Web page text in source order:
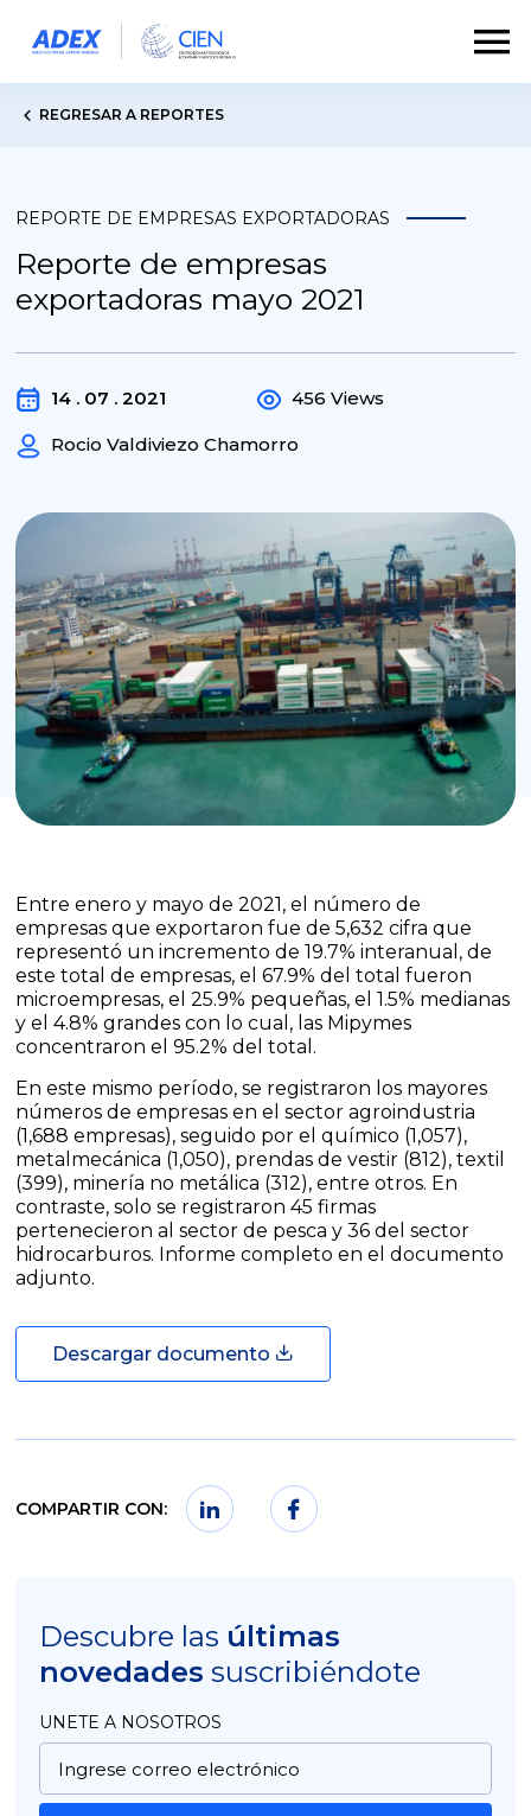
REGRESAR A REPORTES
REPORTE DE EMPRESAS EXPORTADORAS
Reporte de empresas
exportadoras mayo 2021
14 . 07 . 2021
Rocio Valdiviezo Chamorro
456 Views
Entre enero y mayo de 2021, el número de
empresas que exportaron fue de 5,632 cifra que
representó un incremento de 19.7% interanual, de
este total de empresas, el 67.9% del total fueron
microempresas, el 25.9% pequeñas, el 1.5% medianas
y el 4.8% grandes con lo cual, las Mipymes
concentraron el 95.2% del total.
En este mismo período, se registraron los mayores
números de empresas en el sector agroindustria
(1,688 empresas), seguido por el químico (1,057),
metalmecánica (1,050), prendas de vestir (812), textil
(399), minería no metálica (312), entre otros. En
contraste, solo se registraron 45 firmas
pertenecieron al sector de pesca y 36 del sector
hidrocarburos. Informe completo en el documento
adjunto.
Descargar documento
COMPARTIR CON:
Descubre las últimas
novedades suscribiéndote
UNETE A NOSOTROS